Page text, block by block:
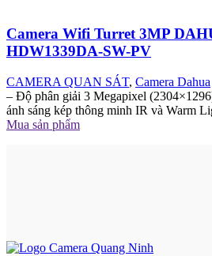
Camera Wifi Turret 3MP
HDW1339DA-SW-PV
CAMERA QUAN SÁT, Camera Dahua
– Độ phân giải 3 Megapixel
ánh sáng kép thông minh IR và Warm
Mua sản phẩm